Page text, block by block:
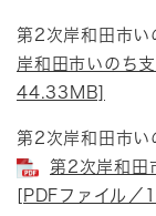
第2次岸和田市
岸和田市いのち
44.33MB]
第2次岸和田市
第2次岸和田
[PDFファイル／